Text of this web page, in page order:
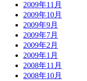
2009年11月
2009年10月
2009年9月
2009年7月
2009年2月
2009年1月
2008年11月
2008年10月